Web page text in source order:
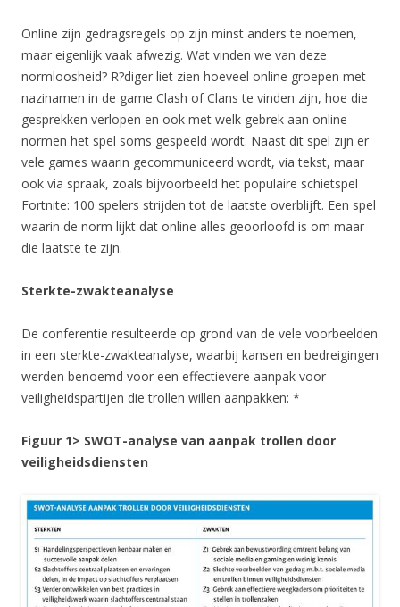
Online zijn gedragsregels op zijn minst anders te noemen,
maar eigenlijk vaak afwezig. Wat vinden we van deze
normloosheid? R?diger liet zien hoeveel online groepen met
nazinamen in de game Clash of Clans te vinden zijn, hoe die
gesprekken verlopen en ook met welk gebrek aan online
normen het spel soms gespeeld wordt. Naast dit spel zijn er
vele games waarin gecommuniceerd wordt, via tekst, maar
ook via spraak, zoals bijvoorbeeld het populaire schietspel
Fortnite: 100 spelers strijden tot de laatste overblijft. Een spel
waarin de norm lijkt dat online alles geoorloofd is om maar
die laatste te zijn.
Sterkte-zwakteanalyse
De conferentie resulteerde op grond van de vele voorbeelden
in een sterkte-zwakteanalyse, waarbij kansen en bedreigingen
werden benoemd voor een effectievere aanpak voor
veiligheidspartijen die trollen willen aanpakken: *
Figuur 1> SWOT-analyse van aanpak trollen door
veiligheidsdiensten